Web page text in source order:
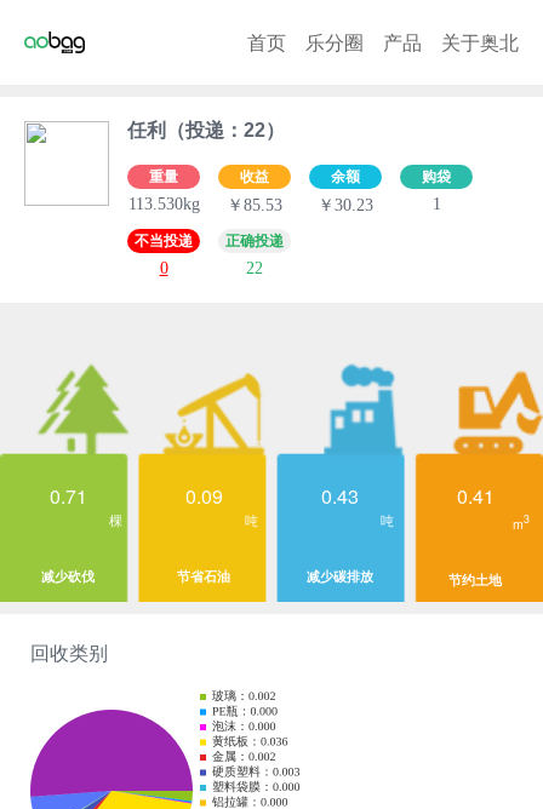
首页 乐分圈 产品 关于奥北
任利（投递：22）
重量
113.530kg
收益
￥85.53
余额
￥30.23
购袋
1
不当投递
0
正确投递
22
0.71
棵
减少砍伐
0.09
吨
节省石油
0.43
吨
减少碳排放
0.41
m3
节约土地
回收类别